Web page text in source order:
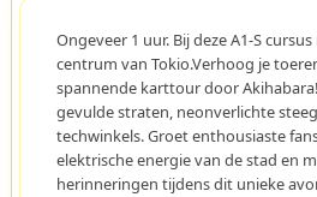
Ongeveer 1 uur. Bij deze A1-S
centrum van Tokio.Verhoog je
spannende karttour door
gevulde straten, neonverlichte
techwinkels. Groet enthousiaste
elektrische energie van de stad en
herinneringen tijdens dit unieke